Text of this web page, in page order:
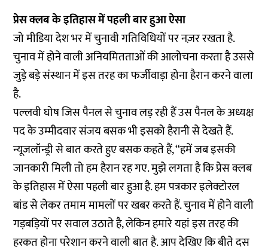
प्रेस क्लब के इतिहास में पहली बार हुआ ऐसा
जो मीडिया देश भर में चुनावी गतिविधियों पर नज़र रखता है.
चुनाव में होने वाली अनियमितताओं की आलोचना करता है उससे
जुड़े बड़े संस्थान में इस तरह का फर्जीवाड़ा होना हैरान करने वाला
है.
पल्लवी घोष जिस पैनल से चुनाव लड़ रही हैं उस पैनल के अध्यक्ष
पद के उम्मीदवार संजय बसक भी इसको हैरानी से देखते हैं.
न्यूजलॉन्ड्री से बात करते हुए बसक कहते हैं, ‘‘हमें जब इसकी
जानकारी मिली तो हम हैरान रह गए. मुझे लगता है कि प्रेस क्लब
के इतिहास में ऐसा पहली बार हुआ है. हम पत्रकार इलेक्टोरल
बांड से लेकर तमाम मामलों पर खबर करते हैं. चुनाव में होने वाली
गड़बड़ियों पर सवाल उठाते है, लेकिन हमारे यहां इस तरह की
हरकत होना परेशान करने वाली बात है. आप देखिए कि बीते दस